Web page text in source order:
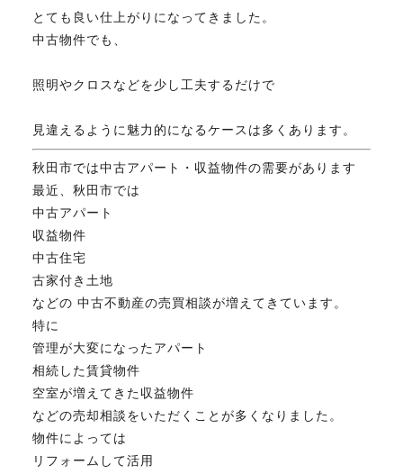
018-853-5780
FAX. 018-853-5781
とても良い仕上がりになってきました。
中古物件でも、
照明やクロスなどを少し工夫するだけで
見違えるように魅力的になるケースは多くあります。
秋田市では中古アパート・収益物件の需要があります
最近、秋田市では
中古アパート
収益物件
中古住宅
古家付き土地
などの 中古不動産の売買相談が増えてきています。
特に
管理が大変になったアパート
相続した賃貸物件
空室が増えてきた収益物件
などの売却相談をいただくことが多くなりました。
物件によっては
リフォームして活用